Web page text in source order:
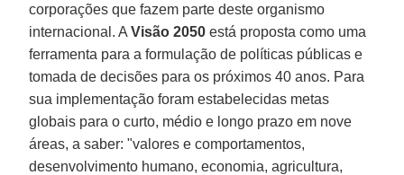
corporações que fazem parte deste organismo
internacional. AVisão 2050 está proposta como uma
ferramenta para a formulação de políticas públicas e
tomada de decisões para os próximos 40 anos. Para
sua implementação foram estabelecidas metas
globais para o curto, médio e longo prazo em nove
áreas, a saber: "valores e comportamentos,
desenvolvimento humano, economia, agricultura,